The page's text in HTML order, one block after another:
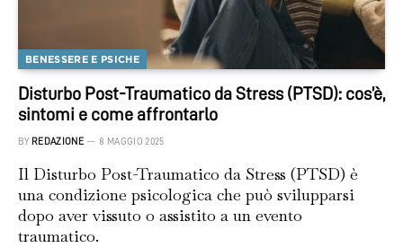
BENESSERE E PSICHE
Disturbo Post-Traumatico da Stress (PTSD): cos’è,
sintomi e come affrontarlo
BY REDAZIONE 8 MAGGIO 2025
Il Disturbo Post-Traumatico da Stress (PTSD) è
una condizione psicologica che può svilupparsi
dopo aver vissuto o assistito a un evento
traumatico.